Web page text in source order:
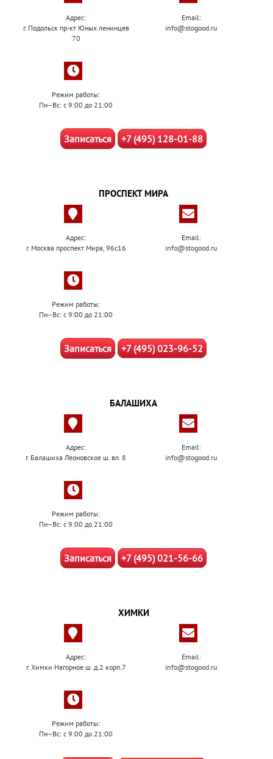
Адрес:
г. Подольск пр-кт Юных ленинцев
70
Email:
info@stogood.ru
Режим работы:
Пн–Вс: с 9:00 до 21:00
Записаться +7 (495) 128-01-88
ПРОСПЕКТ МИРА
Адрес:
г. Москва проспект Мира, 96с16
Email:
info@stogood.ru
Режим работы:
Пн–Вс: с 9:00 до 21:00
Записаться +7 (495) 023-96-52
БАЛАШИХА
Адрес:
г. Балашиха Леоновское ш. вл. 8
Email:
info@stogood.ru
Режим работы:
Пн–Вс: с 9:00 до 21:00
Записаться +7 (495) 021-56-66
ХИМКИ
Адрес:
г. Химки Нагорное ш. д.2 корп.7
Email:
info@stogood.ru
Режим работы:
Пн–Вс: с 9:00 до 21:00